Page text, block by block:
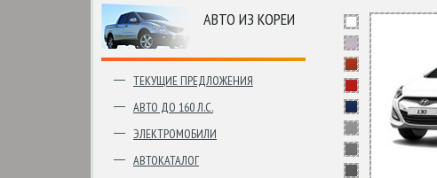
АВТО ИЗ КОРЕИ
ТЕКУЩИЕ ПРЕДЛОЖЕНИЯ
АВТО ДО 160 Л.С.
ЭЛЕКТРОМОБИЛИ
АВТОКАТАЛОГ